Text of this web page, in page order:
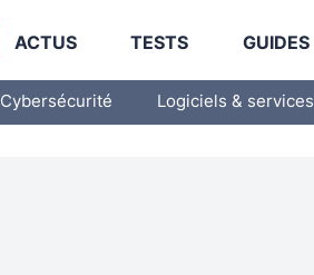
ACTUS TESTS GUIDES
Cybersécurité Logiciels & services